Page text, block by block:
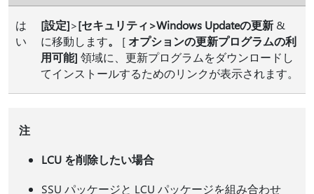
は
い
[設定]>[セキュリティ>Windows Updateの更新 &
に移動します。 [ オプションの更新プログラムの利
用可能] 領域に、更新プログラムをダウンロードし
てインストールするためのリンクが表示されます。
注
LCU を削除したい場合
SSU パッケージと LCU パッケージを組み合わせ